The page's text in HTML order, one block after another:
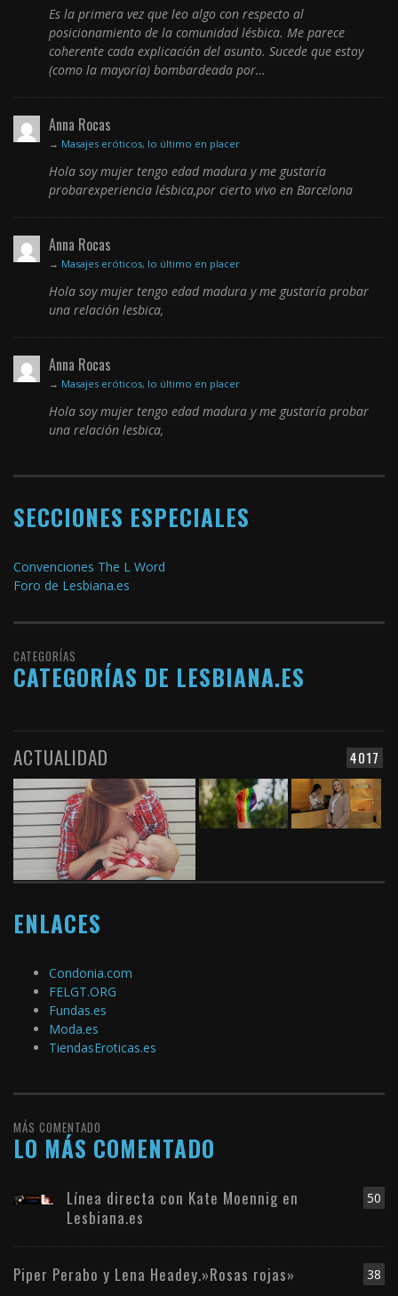
Es la primera vez que leo algo con respecto al
posicionamiento de la comunidad lésbica. Me parece
coherente cada explicación del asunto. Sucede que estoy
(como la mayoría) bombardeada por…
Anna Rocas
→ Masajes eróticos, lo último en placer
Hola soy mujer tengo edad madura y me gustaría
probarexperiencia lésbica,por cierto vivo en Barcelona
Anna Rocas
→ Masajes eróticos, lo último en placer
Hola soy mujer tengo edad madura y me gustaría probar
una relación lesbica,
Anna Rocas
→ Masajes eróticos, lo último en placer
Hola soy mujer tengo edad madura y me gustaría probar
una relación lesbica,
SECCIONES ESPECIALES
Convenciones The L Word
Foro de Lesbiana.es
CATEGORÍAS
CATEGORÍAS DE LESBIANA.ES
4017
ACTUALIDAD
ENLACES
Condonia.com
FELGT.ORG
Fundas.es
Moda.es
TiendasEroticas.es
MÁS COMENTADO
LO MÁS COMENTADO
50
Línea directa con Kate Moennig en
Lesbiana.es
38
Piper Perabo y Lena Headey.»Rosas rojas»